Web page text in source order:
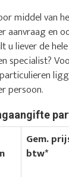
middel van
aanvraag en
u liever de
specialist?
persoon.
Gem.
btw*